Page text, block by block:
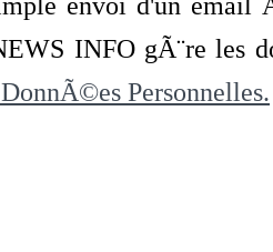
INFO gÃ¨re les
Personnelles.